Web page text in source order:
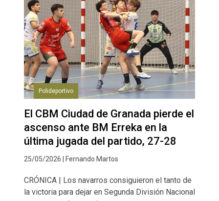
Polideportivo
El CBM Ciudad de Granada pierde el
ascenso ante BM Erreka en la
última jugada del partido, 27-28
25/05/2026 | Fernando Martos
CRÓNICA | Los navarros consiguieron el tanto de
la victoria para dejar en Segunda División Nacional